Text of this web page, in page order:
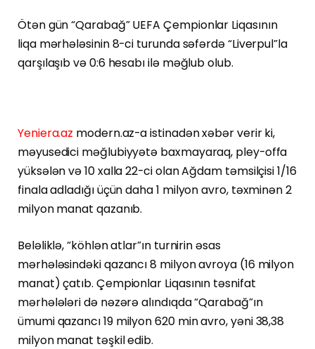
Ötən gün “Qarabağ” UEFA Çempionlar Liqasının
liqa mərhələsinin 8-ci turunda səfərdə “Liverpul”la
qarşılaşıb və 0:6 hesabı ilə məğlub olub.
Yeniera.az modern.az-a istinadən xəbər verir ki,
məyusedici məğlubiyyətə baxmayaraq, pley-offa
yüksələn və 10 xalla 22-ci olan Ağdam təmsilçisi 1/16
finala adladığı üçün daha 1 milyon avro, təxminən 2
milyon manat qazanıb.
Beləliklə, “köhlən atlar”ın turnirin əsas
mərhələsindəki qazancı 8 milyon avroya (16 milyon
manat) çatıb. Çempionlar Liqasının təsnifat
mərhələləri də nəzərə alındıqda “Qarabağ”ın
ümumi qazancı 19 milyon 620 min avro, yəni 38,38
milyon manat təşkil edib.